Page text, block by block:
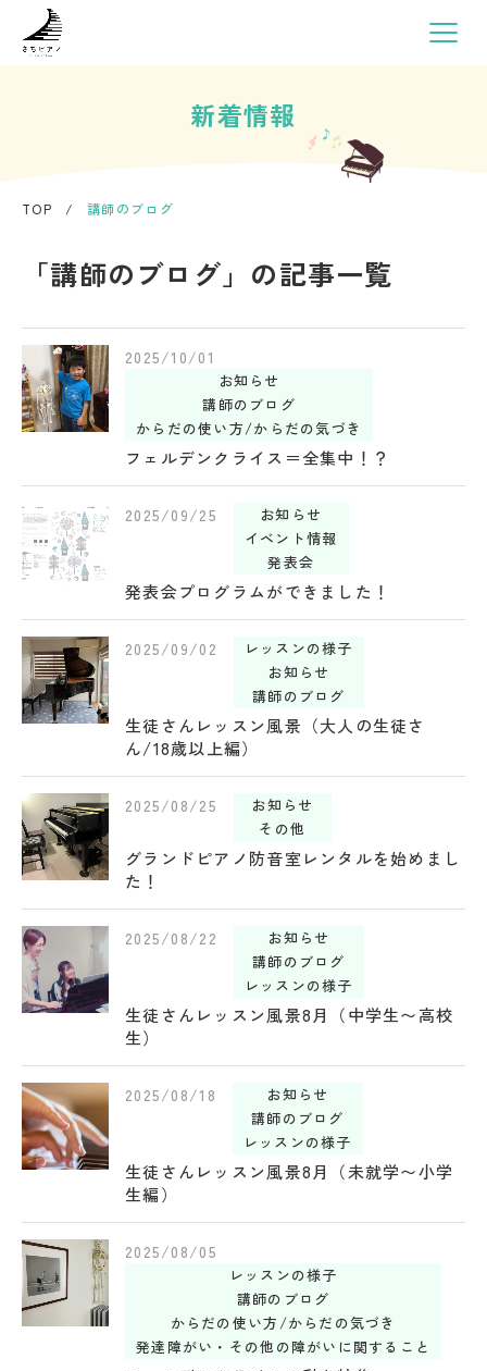
新着情報
TOP / 講師のブログ
「講師のブログ」の記事一覧
2025/10/01
お知らせ
講師のブログ
からだの使い方/からだの気づき
フェルデンクライス＝全集中！？
2025/09/25
お知らせ
イベント情報
発表会
発表会プログラムができました！
2025/09/02
レッスンの様子
お知らせ
講師のブログ
生徒さんレッスン風景（大人の生徒さ
ん/18歳以上編）
2025/08/25
お知らせ
その他
グランドピアノ防音室レンタルを始めまし
た！
2025/08/22
お知らせ
講師のブログ
レッスンの様子
生徒さんレッスン風景8月（中学生〜高校
生）
2025/08/18
お知らせ
講師のブログ
レッスンの様子
生徒さんレッスン風景8月（未就学〜小学
生編）
2025/08/05
レッスンの様子
講師のブログ
からだの使い方/からだの気づき
発達障がい・その他の障がいに関すること